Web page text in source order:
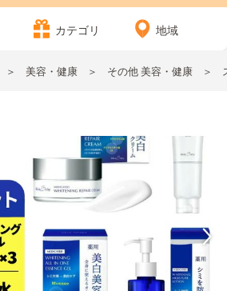
カテゴリ 地域
美容・健康 その他 美容・健康